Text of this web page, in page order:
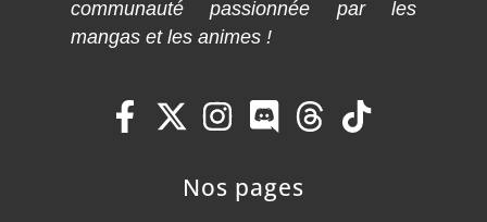
communauté passionnée par les
mangas et les animes !
Nos pages